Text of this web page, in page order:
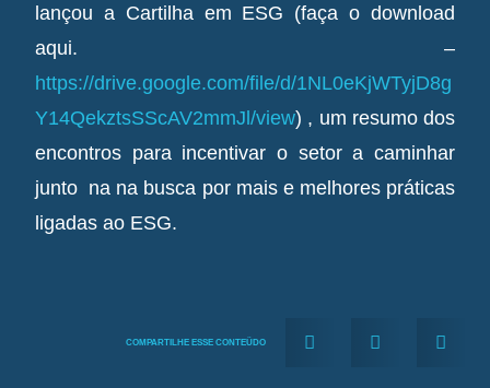
lançou a Cartilha em ESG (faça o download
aqui. –
https://drive.google.com/file/d/1NL0eKjWTyjD8g
Y14QekztsSScAV2mmJl/view) , um resumo dos
encontros para incentivar o setor a caminhar
junto na na busca por mais e melhores práticas
ligadas ao ESG.
COMPARTILHE ESSE CONTEÜDO